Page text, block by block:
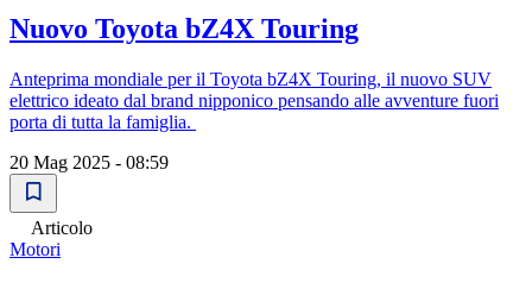
Nuovo Toyota bZ4X Touring
Anteprima mondiale per il Toyota bZ4X Touring, il nuovo SUV
elettrico ideato dal brand nipponico pensando alle avventure fuori
porta di tutta la famiglia.
20 Mag 2025 - 08:59
Articolo
Motori